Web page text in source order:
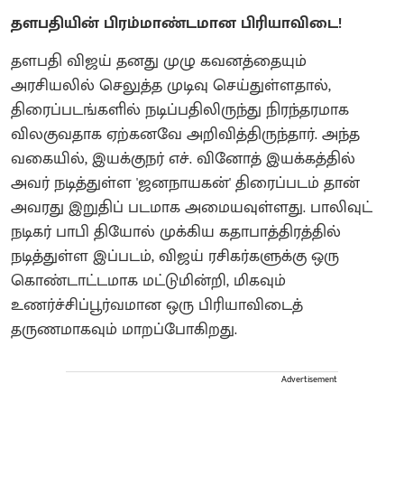
தளபதியின் பிரம்மாண்டமான பிரியாவிடை!
தளபதி விஜய் தனது முழு கவனத்தையும்
அரசியலில் செலுத்த முடிவு செய்துள்ளதால்,
திரைப்படங்களில் நடிப்பதிலிருந்து நிரந்தரமாக
விலகுவதாக ஏற்கனவே அறிவித்திருந்தார். அந்த
வகையில், இயக்குநர் எச். வினோத் இயக்கத்தில்
அவர் நடித்துள்ள 'ஜனநாயகன்' திரைப்படம் தான்
அவரது இறுதிப் படமாக அமையவுள்ளது. பாலிவுட்
நடிகர் பாபி தியோல் முக்கிய கதாபாத்திரத்தில்
நடித்துள்ள இப்படம், விஜய் ரசிகர்களுக்கு ஒரு
கொண்டாட்டமாக மட்டுமின்றி, மிகவும்
உணர்ச்சிப்பூர்வமான ஒரு பிரியாவிடைத்
தருணமாகவும் மாறப்போகிறது.
Advertisement